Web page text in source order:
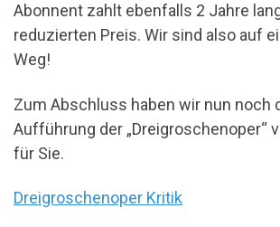
Abonnent zahlt ebenfalls 2 Jahre
reduzierten Preis. Wir sind also auf
Weg!
Zum Abschluss haben wir nun noch
Aufführung der „Dreigroschenoper“
für Sie.
Dreigroschenoper Kritik